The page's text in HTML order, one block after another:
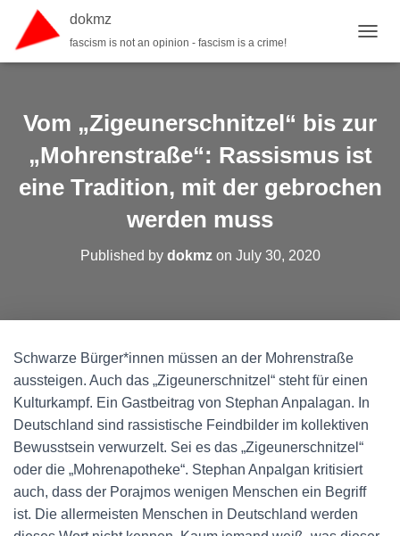
dokmz
fascism is not an opinion - fascism is a crime!
Vom „Zigeunerschnitzel“ bis zur
„Mohrenstraße“: Rassismus ist
eine Tradition, mit der gebrochen
werden muss
Published by dokmzon July 30, 2020
Schwarze Bürger*innen müssen an der Mohrenstraße
aussteigen. Auch das „Zigeunerschnitzel“ steht für einen
Kulturkampf. Ein Gastbeitrag von Stephan Anpalagan. In
Deutschland sind rassistische Feindbilder im kollektiven
Bewusstsein verwurzelt. Sei es das „Zigeunerschnitzel“
oder die „Mohrenapotheke“. Stephan Anpalgan kritisiert
auch, dass der Porajmos wenigen Menschen ein Begriff
ist. Die allermeisten Menschen in Deutschland werden